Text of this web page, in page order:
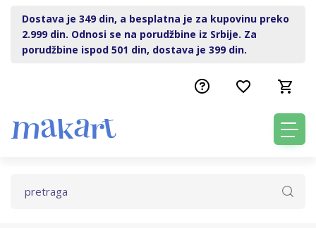
Dostava je 349 din, a besplatna je za kupovinu preko
2.999 din. Odnosi se na porudžbine iz Srbije. Za
porudžbine ispod 501 din, dostava je 399 din.